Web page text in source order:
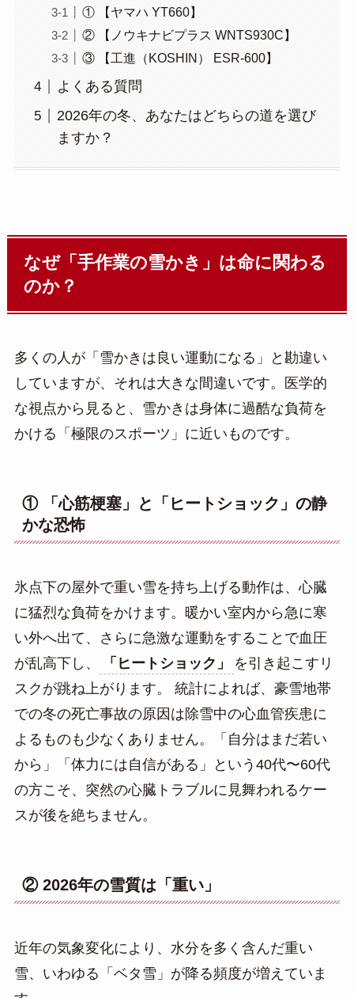
① 【ヤマハ YT660】
② 【ノウキナビプラス WNTS930C】
③ 【工進（KOSHIN） ESR-600】
よくある質問
2026年の冬、あなたはどちらの道を選び
ますか？
なぜ「手作業の雪かき」は命に関わる
のか？
多くの人が「雪かきは良い運動になる」と勘違い
していますが、それは大きな間違いです。医学的
な視点から見ると、雪かきは身体に過酷な負荷を
かける「極限のスポーツ」に近いものです。
① 「心筋梗塞」と「ヒートショック」の静
かな恐怖
氷点下の屋外で重い雪を持ち上げる動作は、心臓
に猛烈な負荷をかけます。暖かい室内から急に寒
い外へ出て、さらに急激な運動をすることで血圧
が乱高下し、
「ヒートショック」
を引き起こすリ
スクが跳ね上がります。 統計によれば、豪雪地帯
での冬の死亡事故の原因は除雪中の心血管疾患に
よるものも少なくありません。「自分はまだ若い
から」「体力には自信がある」という40代〜60代
の方こそ、突然の心臓トラブルに見舞われるケー
スが後を絶ちません。
② 2026年の雪質は「重い」
近年の気象変化により、水分を多く含んだ重い
雪、いわゆる「ベタ雪」が降る頻度が増えていま